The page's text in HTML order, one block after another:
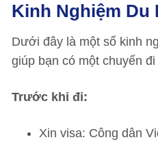
Kinh Nghiệm Du
Dưới đây là một số kinh
giúp bạn có một chuyến
Trước khi đi:
Xin visa: Công dân